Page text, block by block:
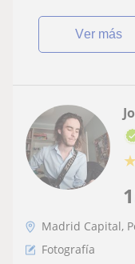
ver más
★
Madrid Capital,
Fotografía